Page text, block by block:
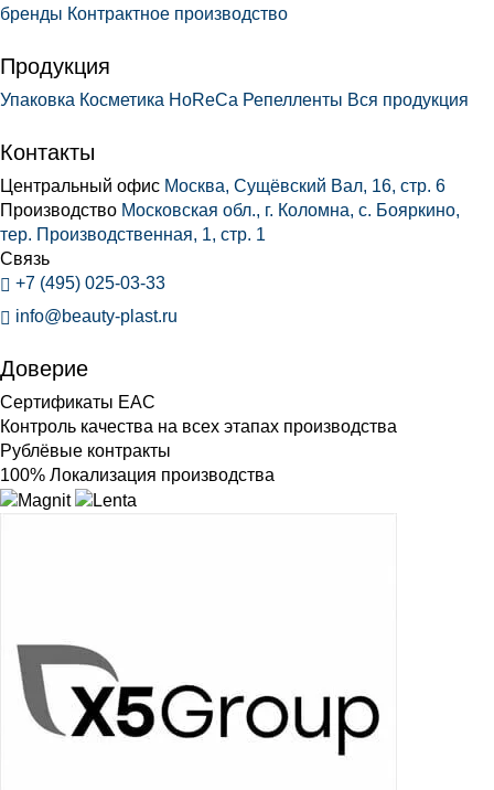
бренды Контрактное производство
Продукция
Упаковка Косметика HoReCa Репелленты Вся продукция
Контакты
Центральный офис Москва, Сущёвский Вал, 16, стр. 6
Производство Московская обл., г. Коломна, с. Бояркино,
тер. Производственная, 1, стр. 1
Связь
+7 (495) 025-03-33
info@beauty-plast.ru
Доверие
Сертификаты ЕАС
Контроль качества на всех этапах производства
Рублёвые контракты
100% Локализация производства